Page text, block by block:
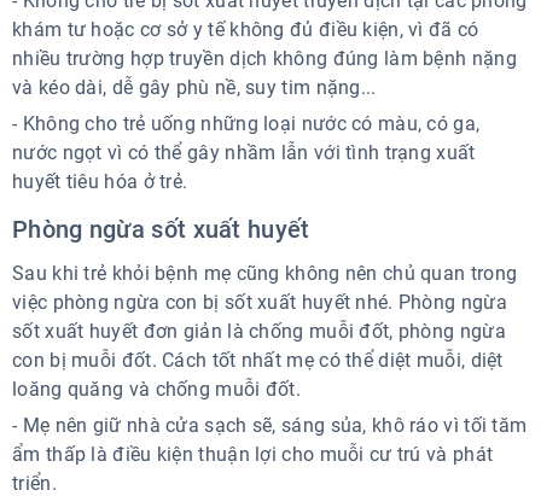
khám tư hoặc cơ sở y tế không đủ điều kiện, vì đã có
nhiều trường hợp truyền dịch không đúng làm bệnh nặng
và kéo dài, dễ gây phù nề, suy tim nặng...
- Không cho trẻ uống những loại nước có màu, có ga,
nước ngọt vì có thể gây nhầm lẫn với tình trạng xuất
huyết tiêu hóa ở trẻ.
Phòng ngừa sốt xuất huyết
Sau khi trẻ khỏi bệnh mẹ cũng không nên chủ quan trong
việc phòng ngừa con bị sốt xuất huyết nhé. Phòng ngừa
sốt xuất huyết đơn giản là chống muỗi đốt, phòng ngừa
con bị muỗi đốt. Cách tốt nhất mẹ có thể diệt muỗi, diệt
loăng quăng và chống muỗi đốt.
- Mẹ nên giữ nhà cửa sạch sẽ, sáng sủa, khô ráo vì tối tăm
ẩm thấp là điều kiện thuận lợi cho muỗi cư trú và phát
triển.